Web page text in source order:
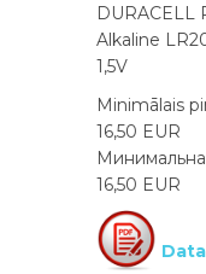
DURACELL
Alkaline
1,5V
Minimālais
16,50 EUR
16,50 EUR